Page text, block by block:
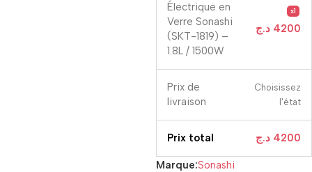
Électrique en
Verre Sonashi
(SKT-1819) –
1.8L / 1500W
x1
4200 د.ج
Prix ​​de
livraison
Choisissez
l'état
Prix ​​total 4200 د.ج
Marque:Sonashi